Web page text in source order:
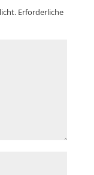
Erforderliche